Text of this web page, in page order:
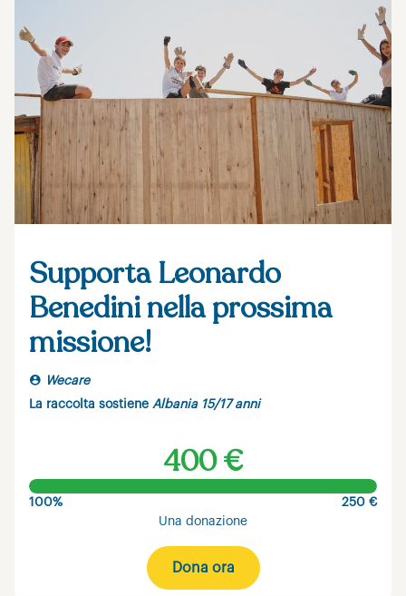
Supporta Leonardo
Benedini nella prossima
missione!
Wecare
La raccolta sostiene Albania 15/17 anni
400 €
100%
250 €
Una donazione
Dona ora